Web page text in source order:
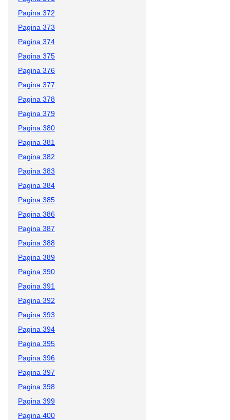
Pagina 372
Pagina 373
Pagina 374
Pagina 375
Pagina 376
Pagina 377
Pagina 378
Pagina 379
Pagina 380
Pagina 381
Pagina 382
Pagina 383
Pagina 384
Pagina 385
Pagina 386
Pagina 387
Pagina 388
Pagina 389
Pagina 390
Pagina 391
Pagina 392
Pagina 393
Pagina 394
Pagina 395
Pagina 396
Pagina 397
Pagina 398
Pagina 399
Pagina 400